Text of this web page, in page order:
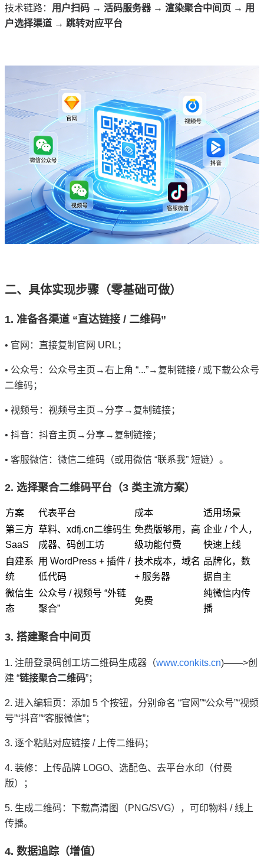
技术链路： 用户扫码 → 活码服务器 → 渲染聚合中间页 → 用
户选择渠道 → 跳转对应平台
二、具体实现步骤（零基础可做）
1. 准备各渠道 “直达链接 / 二维码”
• 官网：直接复制官网 URL；
• 公众号：公众号主页→右上角 “...”→复制链接 / 或下载公众号
二维码；
• 视频号：视频号主页→分享→复制链接；
• 抖音：抖音主页→分享→复制链接；
• 客服微信：微信二维码（或用微信 “联系我” 短链）。
2. 选择聚合二维码平台（3 类主流方案）
方案 代表平台 成本
适用场景
第三方
SaaS
草料、xdfj.cn二维码生
成器、码创工坊
免费版够用，高
级功能付费
企业 / 个人，
快速上线
自建系
统
用 WordPress + 插件 /
低代码
技术成本，域名
+ 服务器
品牌化，数
据自主
微信生
态
公众号 / 视频号 “外链
聚合”
免费
纯微信内传
播
3. 搭建聚合中间页
1. 注册登录码创工坊二维码生成器（www.conkits.cn)——>创
建 “链接聚合二维码”；
2. 进入编辑页：添加 5 个按钮，分别命名 “官网”“公众号”“视频
号”“抖音”“客服微信”；
3. 逐个粘贴对应链接 / 上传二维码；
4. 装修：上传品牌 LOGO、选配色、去平台水印（付费
版）；
5. 生成二维码：下载高清图（PNG/SVG），可印物料 / 线上
传播。
4. 数据追踪（增值）